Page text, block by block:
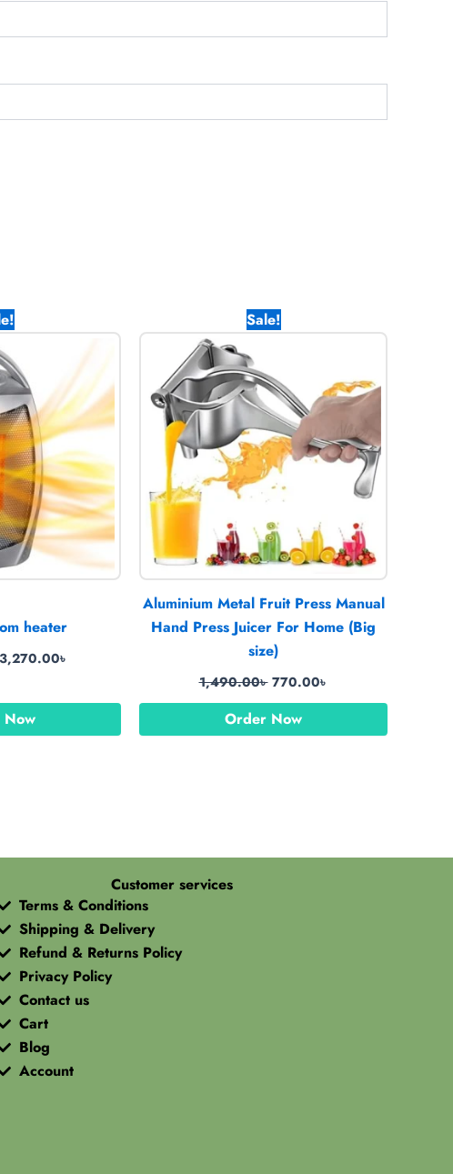
heater
.
3,270.00৳
price
3,270.00৳ .
Sale!
Aluminium Metal Fruit Press Manual
Hand Press Juicer For Home (Big
size)
1,490.00৳
Original
price
770.00৳
price
Order Now
Customer services
Terms & Conditions
Shipping & Delivery
Refund & Returns Policy
Privacy Policy
Contact us
Cart
Blog
Account